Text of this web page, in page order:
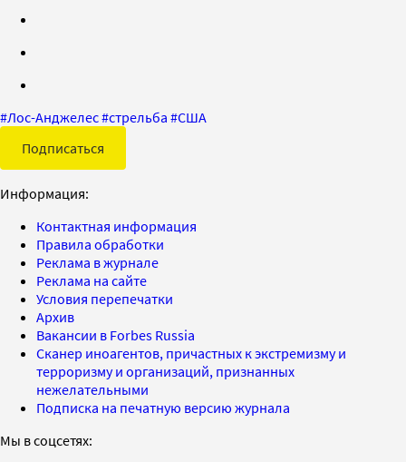
#Лос-Анджелес#стрельба #США
Подписаться
Информация:
Контактная информация
Правила обработки
Реклама в журнале
Реклама на сайте
Условия перепечатки
Архив
Вакансии в Forbes Russia
Сканер иноагентов, причастных к экстремизму и
терроризму и организаций, признанных
нежелательными
Подписка на печатную версию журнала
Мы в соцсетях: